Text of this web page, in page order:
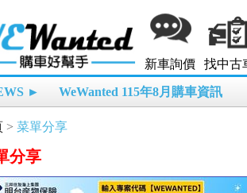
新車詢價 找中古
► WeWanted 115年8月購車資訊
> 菜單分享
分享